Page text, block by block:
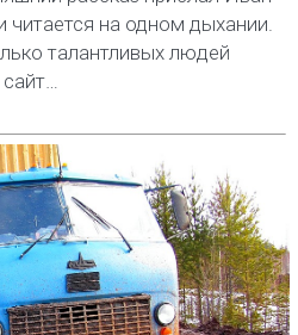
на одном дыхании.
талантливых людей